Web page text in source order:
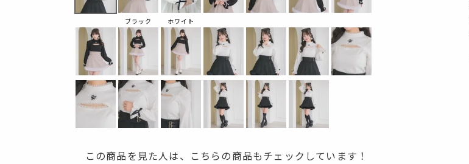
ブラック ホワイト
この商品を見た人は、こちらの商品もチェックしています！